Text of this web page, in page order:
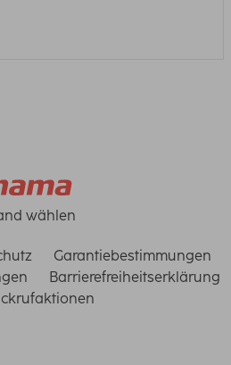
wählen
Garantiebestimmungen
Barrierefreiheitserklärung